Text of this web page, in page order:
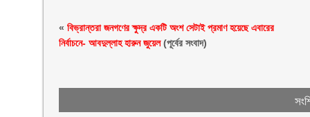
« বিভ্রান্তরা জনগণের ক্ষুদ্র একটি অংশ সেটাই প্রমাণ হয়েছে এবারের
নির্বাচনে- আবদুল্লাহ হারুন জুয়েল(পূর্বের সংবাদ)